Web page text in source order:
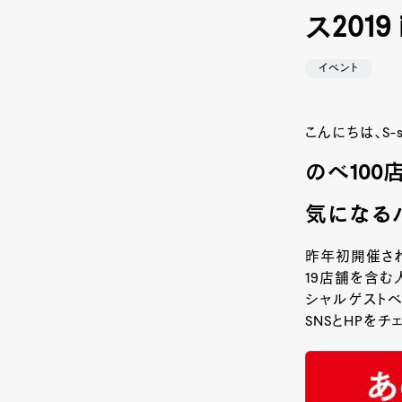
ス2019
イベント
こんにちは、
のべ100
気になる
昨年初開催さ
19店舗を含む
シャルゲスト
SNSと HPをチ